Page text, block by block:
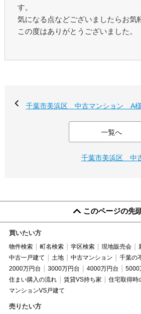
す。
気になる点などございましたらお気
この度はありがとうございました。
千葉市美浜区 中古マンション A様
一覧へ
千葉市美浜区 中
このページの先
買いたい方
物件検索 町名検索 学区検索 現地販売会
中古一戸建て
土地 中古マンション 千葉の
2000万円台
3000万円台 4000万円台
5000
住まい購入の流れ
賃貸VS持ち家
住宅取得時
マンションVS戸建て
売りたい方